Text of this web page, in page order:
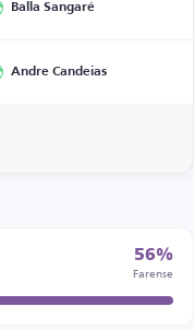
Balla Sangaré
Andre Candeias
56%
Farense